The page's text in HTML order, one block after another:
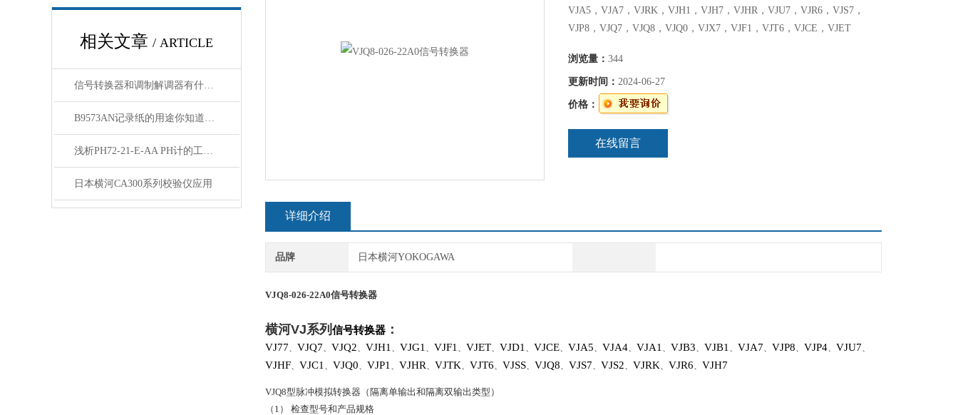
相关文章 / ARTICLE
信号转换器和调制解调器有什么区别
B9573AN记录纸的用途你知道吗？
浅析PH72-21-E-AA PH计的工作原理与应用
日本横河CA300系列校验仪应用
VJA5，VJA7，VJRK，VJH1，VJH7，VJHR，VJU7，VJR6，VJS7，
VJP8，VJQ7，VJQ8，VJQ0，VJX7，VJF1，VJT6，VJCE，VJET
浏览量： 344
更新时间： 2024-06-27
价格：
在线留言
详细介绍
品牌 日本横河YOKOGAWA
VJQ8-026-22A0信号转换器
横河VJ系列 信号转换器 ：
VJ77、 VJQ7、 VJQ2、 VJH1 、 VJG1 、 VJF1 、 VJET、 VJD1 、 VJCE、 VJA5、 VJA4、 VJA1 、 VJB3、 VJB1 、 VJA7、 VJP8、 VJP4、 VJU7、
VJHF、 VJC1 、 VJQ0、 VJP1 、 VJHR、 VJTK、 VJT6、 VJSS、 VJQ8、 VJS7、 VJS2、 VJRK、 VJR6、 VJH7
VJQ8型脉冲模拟转换器（隔离单输出和隔离双输出类型）
（1） 检查型号和产品规格